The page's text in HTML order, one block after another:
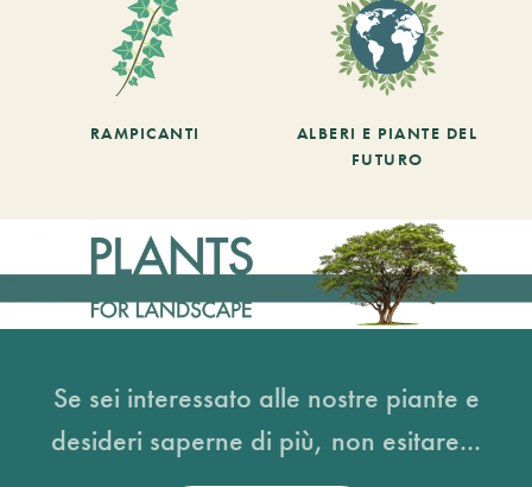
RAMPICANTI
ALBERI E PIANTE DEL
FUTURO
Se sei interessato alle nostre piante e
desideri saperne di più, non esitare...